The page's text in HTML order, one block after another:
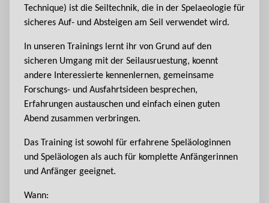
Technique) ist die Seiltechnik, die in der Spelaeologie für
sicheres Auf- und Absteigen am Seil verwendet wird.
In unseren Trainings lernt ihr von Grund auf den
sicheren Umgang mit der Seilausruestung, koennt
andere Interessierte kennenlernen, gemeinsame
Forschungs- und Ausfahrtsideen besprechen,
Erfahrungen austauschen und einfach einen guten
Abend zusammen verbringen.
Das Training ist sowohl für erfahrene Speläologinnen
und Speläologen als auch für komplette Anfängerinnen
und Anfänger geeignet.
Wann: